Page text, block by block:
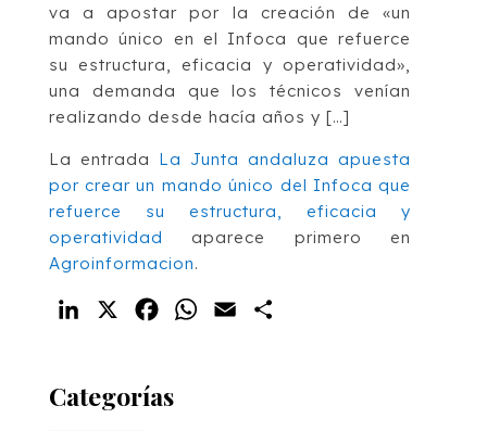
va a apostar por la creación de «un
mando único en el Infoca que refuerce
su estructura, eficacia y operatividad»,
una demanda que los técnicos venían
realizando desde hacía años y […]
La entrada La Junta andaluza apuesta
por crear un mando único del Infoca que
refuerce su estructura, eficacia y
operatividad aparece primero en
Agroinformacion.
LinkedIn FacebookWhatsApp
Email
Categorías